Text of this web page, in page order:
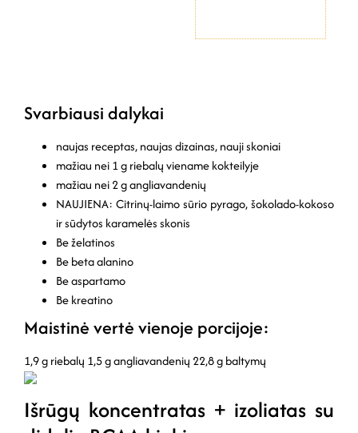
Svarbiausi dalykai
naujas receptas, naujas dizainas, nauji skoniai
mažiau nei 1 g riebalų viename kokteilyje
mažiau nei 2 g angliavandenių
NAUJIENA: Citrinų-laimo sūrio pyrago, šokolado-kokoso
ir sūdytos karamelės skonis
Be želatinos
Be beta alanino
Be aspartamo
Be kreatino
Maistinė vertė vienoje porcijoje:
1,9 g riebalų 1,5 g angliavandenių 22,8 g baltymų
Išrūgų koncentratas + izoliatas su